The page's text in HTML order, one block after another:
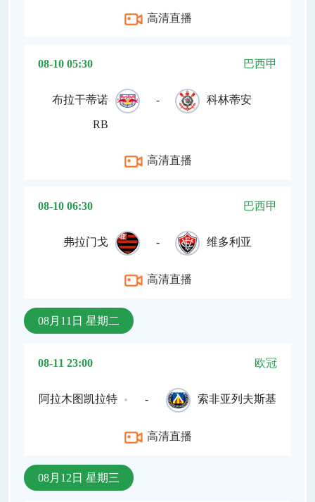
高清直播
08-10 05:30 巴西甲
布拉干蒂诺
RB
- 科林蒂安
高清直播
08-10 06:30 巴西甲
弗拉门戈 - 维多利亚
高清直播
08月11日 星期二
08-11 23:00 欧冠
阿拉木图凯拉特 - 索非亚列夫斯基
高清直播
08月12日 星期三